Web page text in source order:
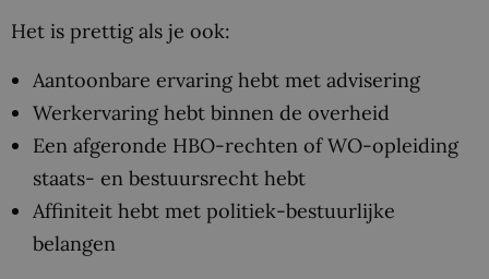
Het is prettig als je ook:
Aantoonbare ervaring hebt met advisering
Werkervaring hebt binnen de overheid
Een afgeronde HBO-rechten of WO-opleiding
staats- en bestuursrecht hebt
Affiniteit hebt met politiek-bestuurlijke
belangen